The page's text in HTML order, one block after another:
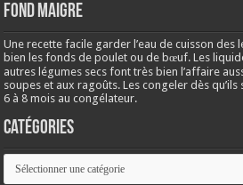
Fond maigre
Une recette facile garder l’eau de cuisson des
bien les fonds de poulet ou de bœuf. Les
autres légumes secs font très bien l’affaire
soupes et aux ragoûts. Les congeler dès
6 à 8 mois au congélateur.
Catégories
Catégories